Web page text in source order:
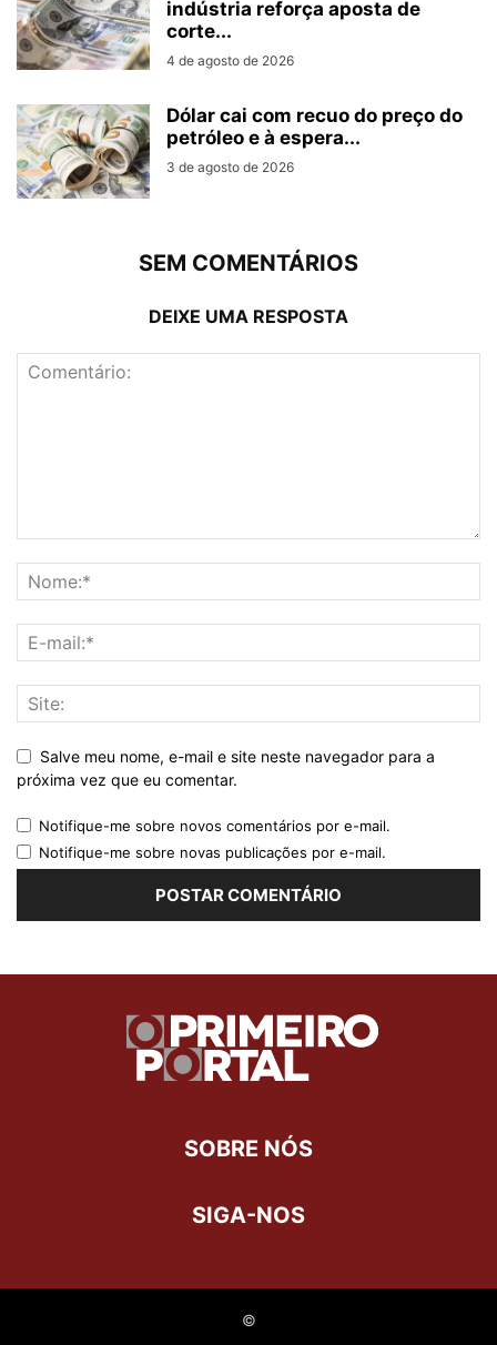
indústria reforça aposta de
corte...
4 de agosto de 2026
Dólar cai com recuo do preço do
petróleo e à espera...
3 de agosto de 2026
SEM COMENTÁRIOS
DEIXE UMA RESPOSTA
Salve meu nome, e-mail e site neste navegador para a
próxima vez que eu comentar.
Notifique-me sobre novos comentários por e-mail.
Notifique-me sobre novas publicações por e-mail.
SOBRE NÓS
SIGA-NOS
©